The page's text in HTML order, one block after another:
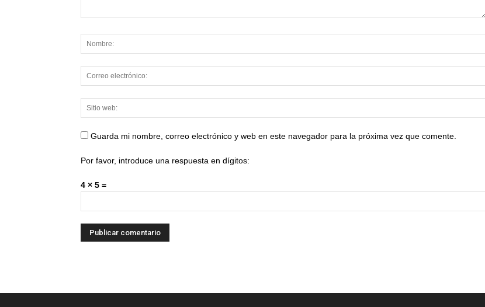
Guarda mi nombre, correo electrónico y web en este navegador para la próxima vez que comente.
Por favor, introduce una respuesta en dígitos:
4 × 5 =